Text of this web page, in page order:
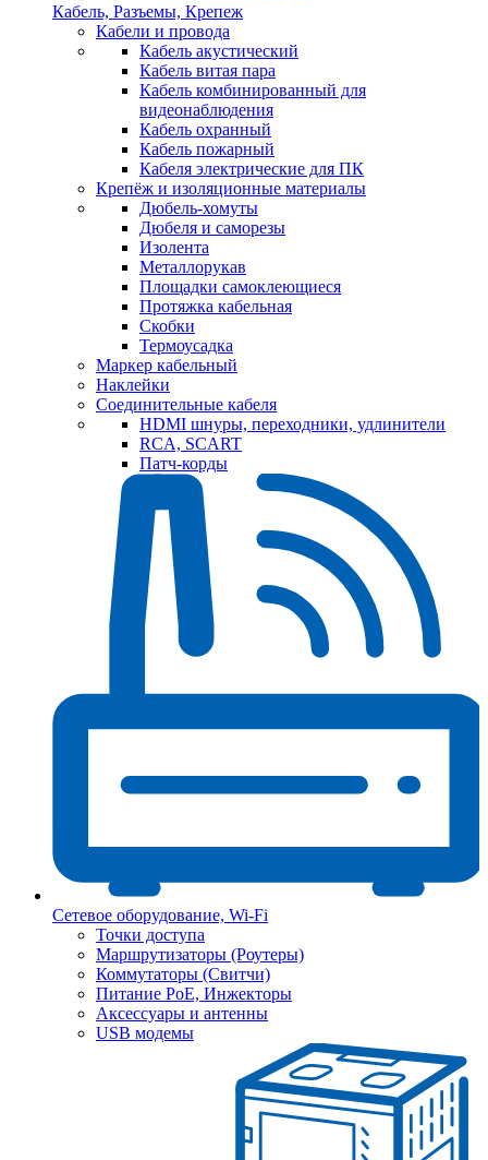
Кабель, Разъемы, Крепеж
Кабели и провода
Кабель акустический
Кабель витая пара
Кабель комбинированный для
видеонаблюдения
Кабель охранный
Кабель пожарный
Кабеля электрические для ПК
Крепёж и изоляционные материалы
Дюбель-хомуты
Дюбеля и саморезы
Изолента
Металлорукав
Площадки самоклеющиеся
Протяжка кабельная
Скобки
Термоусадка
Маркер кабельный
Наклейки
Соединительные кабеля
HDMI шнуры, переходники, удлинители
RCA, SCART
Патч-корды
Сетевое оборудование, Wi-Fi
Точки доступа
Маршрутизаторы (Роутеры)
Коммутаторы (Свитчи)
Питание PoE, Инжекторы
Аксессуары и антенны
USB модемы